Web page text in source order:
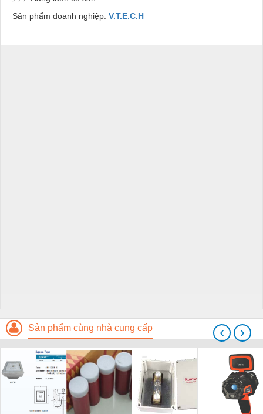
Sản phẩm doanh nghiệp: V.T.E.C.H
Sản phẩm cùng nhà cung cấp ‹ ›